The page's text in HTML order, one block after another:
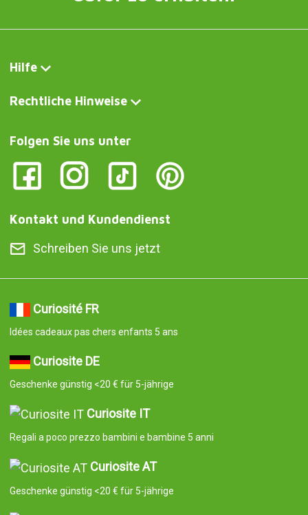
Hilfe
Rechtliche Hinweise
Folgen Sie uns unter
Kontakt und Kundendienst
Schreiben Sie uns jetzt
Curiosité FR
Idées cadeaux pas chers enfants 5 ans
Curiosite DE
Geschenke günstig <20 € für 5-jährige
Curiosite IT
Regali a poco prezzo bambini e bambine 5 anni
Curiosite AT
Geschenke günstig <20 € für 5-jährige